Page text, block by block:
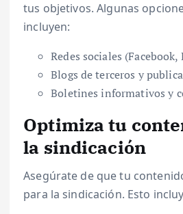
tus objetivos. Algunas
incluyen:
Redes sociales
Blogs de terceros y
Boletines informativos y
Optimiza tu
la sindicación
Asegúrate de que tu
para la sindicación. Esto